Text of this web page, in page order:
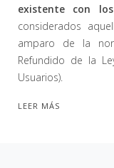
existente con
considerados
amparo de la
Refundido de la
Usuarios).
LEER MÁS